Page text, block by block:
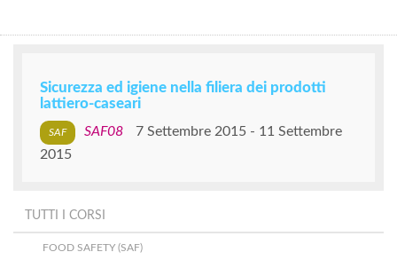
Sicurezza ed igiene nella filiera dei prodotti
lattiero-caseari
SAF08 7 Settembre 2015
11 Settembre
2015
TUTTI I CORSI
FOOD SAFETY (SAF)